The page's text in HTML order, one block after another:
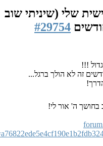
שוב
ברגל...